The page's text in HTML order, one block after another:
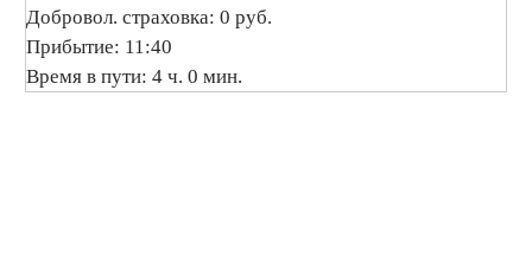
Добровол. страховка: 0 руб.
Прибытие: 11:40
Время в пути: 4 ч. 0 мин.